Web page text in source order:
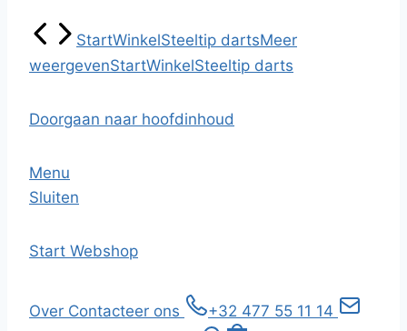
StartWinkelSteeltip dartsMeer
weergevenStartWinkelSteeltip darts
Doorgaan naar hoofdinhoud
Menu
Sluiten
Start Webshop
Over Contacteer ons
+32 477 55 11 14